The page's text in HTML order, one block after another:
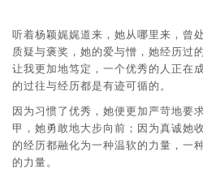
听着杨颖娓娓道来，她从哪里来，曾
质疑与褒奖，她的爱与憎，她经历过
让我更加地笃定，一个优秀的人正在
的过往与经历都是有迹可循的。
因为习惯了优秀，她便更加严苛地要
甲，她勇敢地大步向前；因为真诚她
的经历都融化为一种温软的力量，一
的力量。